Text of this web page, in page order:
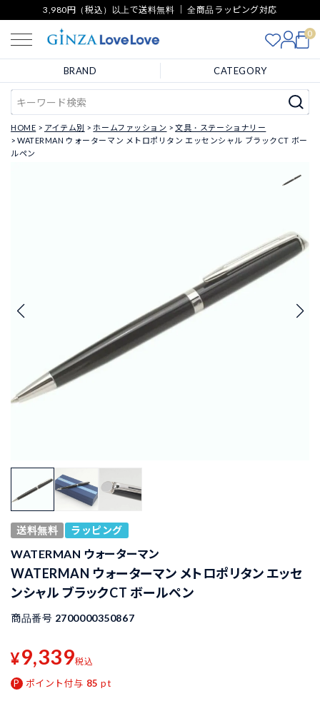
3,980円（税込）以上で送料無料 ｜ 全商品ラッピング対応
0
BRAND CATEGORY
HOME アイテム別 ホームファッション
文具・ステーショナリー
WATERMAN ウォーターマン メトロポリタン エッセンシャル ブラックCT ボー
ルペン
送料無料 ラッピング
WATERMAN ウォーターマン
WATERMAN ウォーターマン メトロポリタン エッセ
ンシャル ブラックCT ボールペン
商品番号 2700000350867
¥9,339税込
ポイント付与 85 pt